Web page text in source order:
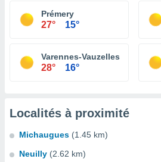
Prémery
27° 15°
Varennes-Vauzelles
28° 16°
Localités à proximité
Michaugues (1.45 km)
Neuilly (2.62 km)